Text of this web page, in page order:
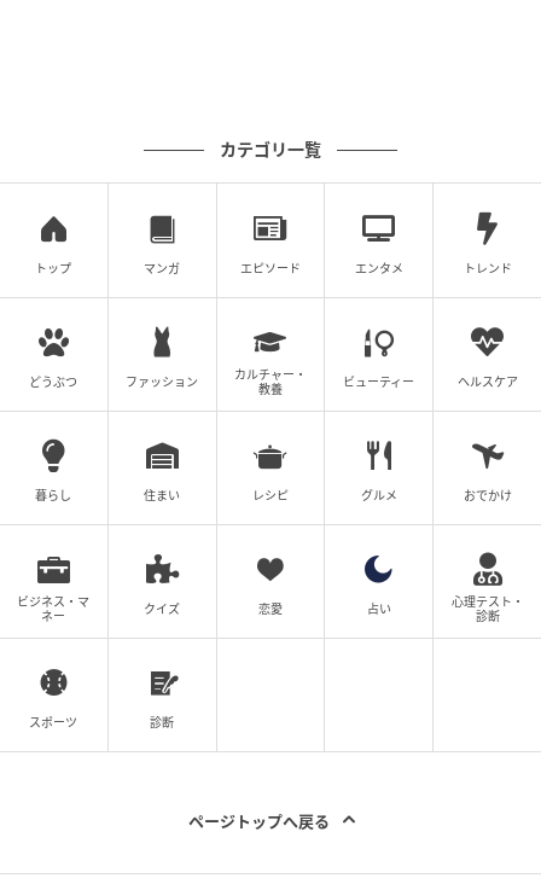
出典：Instagram
しいポイント。ぺたんこ髪が気になる大人女性にぴっ
たりです。横顔が美しく見えるシルエットによって、
女性らしい柔らかさを演出できそう。派手になりすぎ
※本文中の画像は投稿主様より掲載許諾をいただいて
います。
カテゴリ一覧
トップ マンガ エピソード エンタメ トレンド
どうぶつ ファッション
カルチャー・
教養
ビューティー ヘルスケア
暮らし 住まい レシピ グルメ おでかけ
ビジネス・マ
ネー
クイズ 恋愛 占い
心理テスト・
診断
スポーツ 診断
ページトップへ戻る